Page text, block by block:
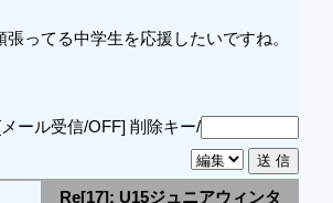
張ってる中学生を応援したいですね。
ール受信/OFF] 削除キー/
Re[17]: U15ジュニアウィンタ